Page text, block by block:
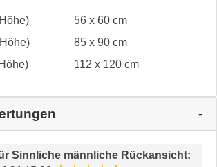
56 x 60 cm
85 x 90 cm
112 x 120 cm
Sinnliche männliche Rückansicht: